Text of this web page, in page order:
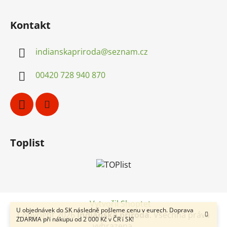
U objednávek do SK následně pošleme cenu v eurech. Doprava
ZDARMA při nákupu od 2 000 Kč v ČR i SK!
Kontakt
indianskapriroda@seznam.cz
00420 728 940 870
Toplist
Vytvořil Shoptet
Copyright 2026Indiánská příroda. Všechna práva